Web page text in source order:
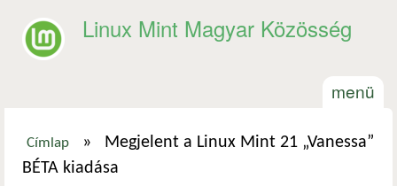
Linux Mint Magyar Közösség
menü
Jelenlegi hely
Címlap »
Megjelent a Linux Mint 21 „Vanessa”
BÉTA kiadása